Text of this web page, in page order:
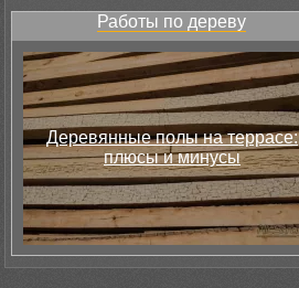
Работы по дереву
Деревянные полы на террасе:
плюсы и минусы